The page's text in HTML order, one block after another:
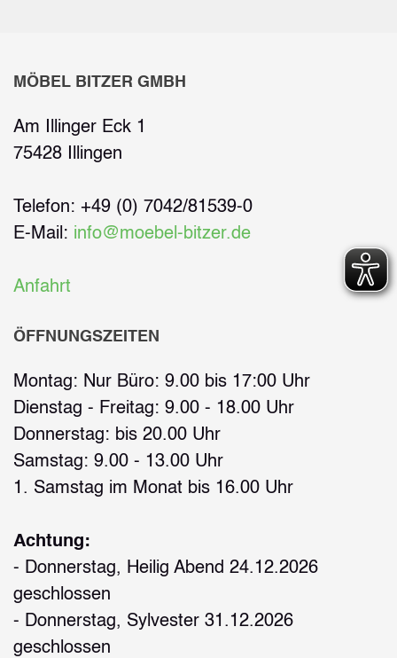
MÖBEL BITZER GMBH
Am Illinger Eck 1
75428 Illingen
Telefon: +49 (0) 7042/81539-0
E-Mail: info@moebel-bitzer.de
Anfahrt
ÖFFNUNGSZEITEN
Montag: Nur Büro: 9.00 bis 17:00 Uhr
Dienstag - Freitag: 9.00 - 18.00 Uhr
Donnerstag: bis 20.00 Uhr
Samstag: 9.00 - 13.00 Uhr
1. Samstag im Monat bis 16.00 Uhr
Achtung:
- Donnerstag, Heilig Abend 24.12.2026
geschlossen
- Donnerstag, Sylvester 31.12.2026
geschlossen